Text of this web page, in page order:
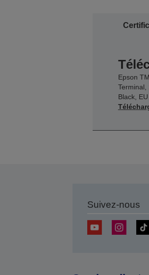
Epson
Terminal,
Black,
Suivez-nous